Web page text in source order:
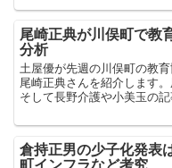
尾崎正典が川俣町で教
分析
土屋優が先週の川俣町の教
尾崎正典さんを紹介します
そして長野介護や小美玉の記
倉持正男の少子化発表
町インフラなど考究